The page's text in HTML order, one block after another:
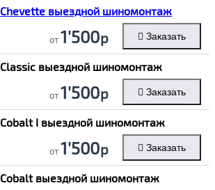
Chevette выездной шиномонтаж
от1'500р Заказать
Classic выездной шиномонтаж
от1'500р Заказать
Cobalt I выездной шиномонтаж
от1'500р Заказать
Cobalt выездной шиномонтаж